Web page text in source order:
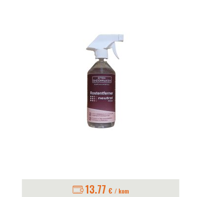
13.77 € / kom